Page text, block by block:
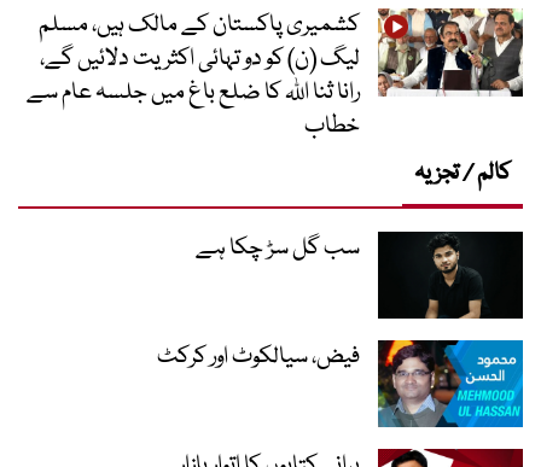
کشمیری پاکستان کے مالک ہیں، مسلم
لیگ (ن) کو دو تہائی اکثریت دلائیں گے،
رانا ثنا اللہ کا ضلع باغ میں جلسہ عام سے
خطاب
کالم / تجزیہ
سب گل سڑ چکا ہے
فیض، سیالکوٹ اور کرکٹ